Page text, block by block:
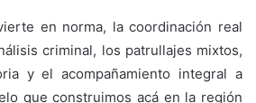
en norma, la coordinación real
criminal, los patrullajes mixtos,
y el acompañamiento integral a
que construimos acá en la región